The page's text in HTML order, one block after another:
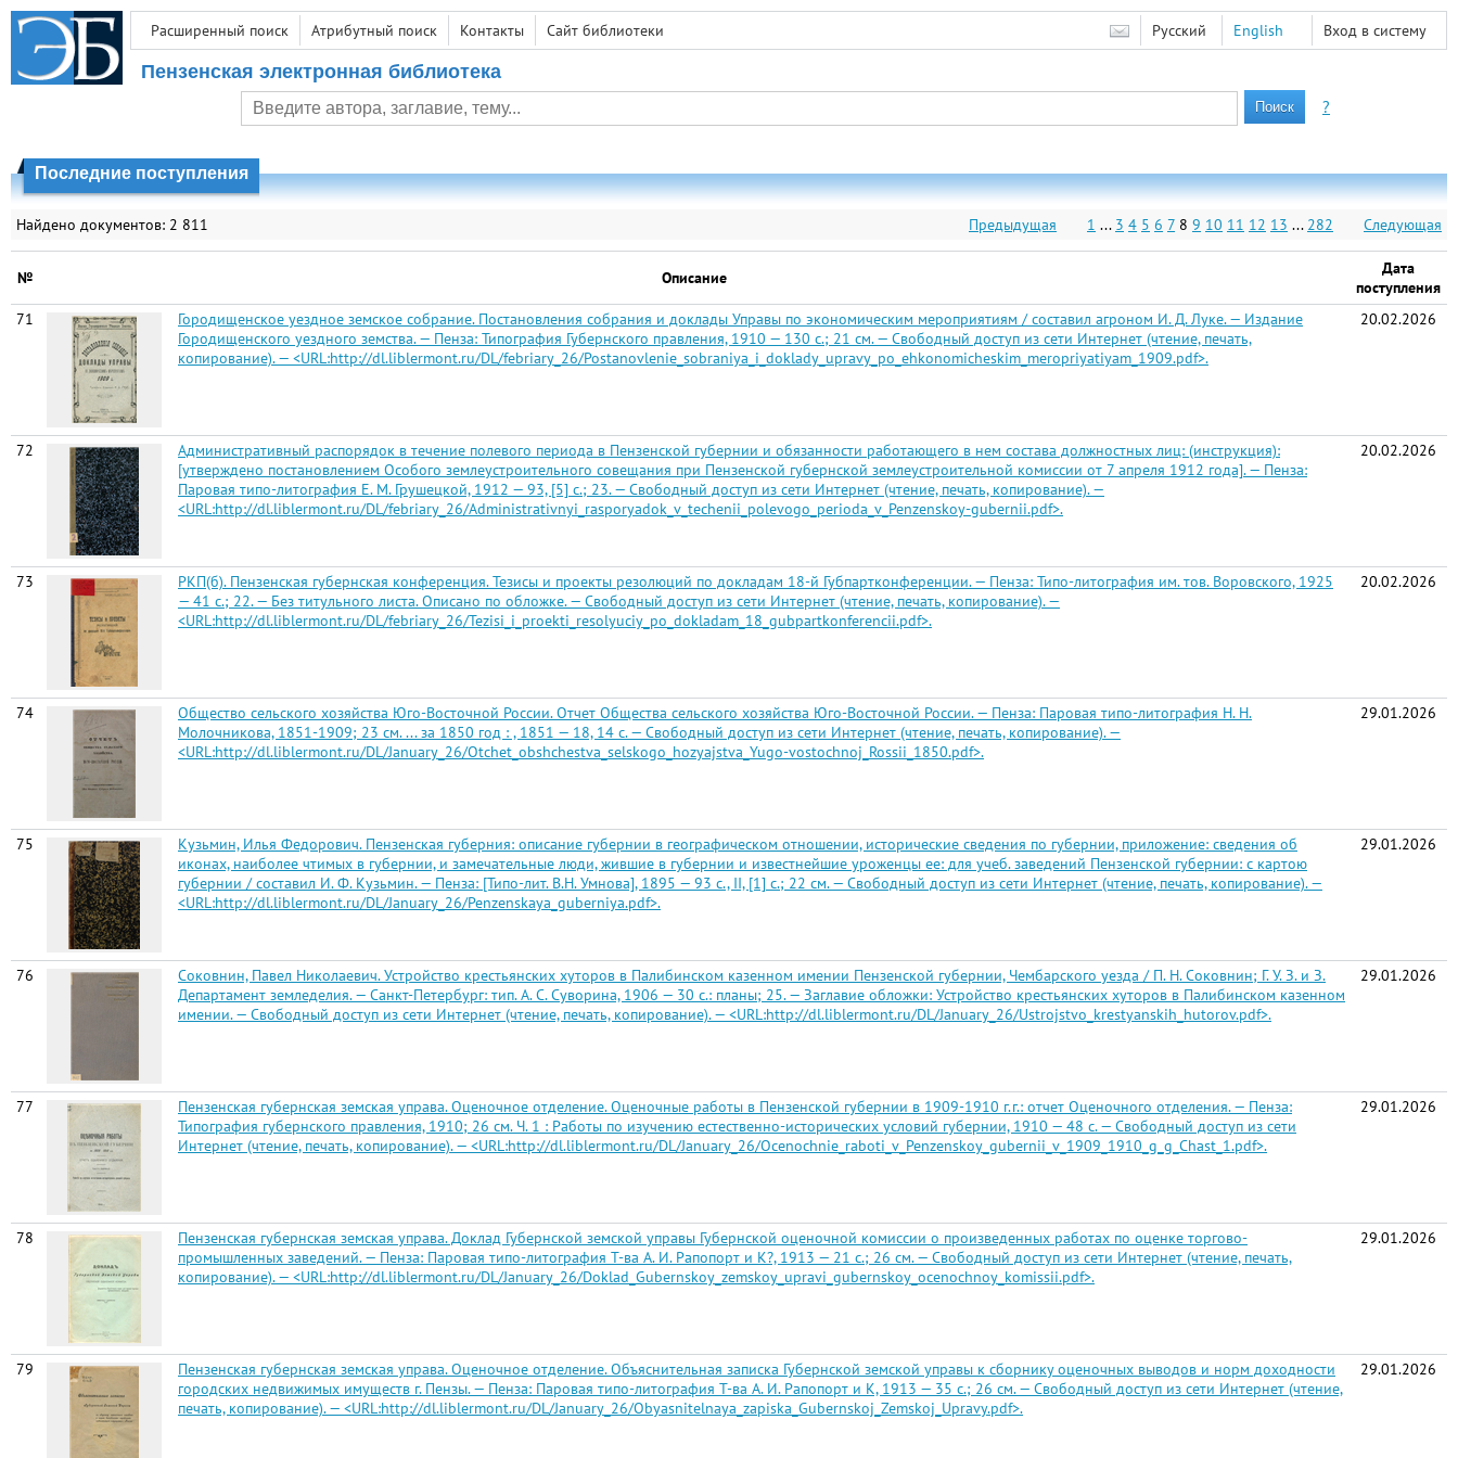
Расширенный поиск Атрибутный поиск Контакты Сайт библиотеки Вход в систему
Русский English
Пензенская электронная библиотека
?
Последние поступления
Найдено документов: 2 811 Предыдущая 1 ... 3 4 5 6 7 8 9 10 11 12 13 ... 282 Следующая
№ Описание
Дата
поступления
71
Городищенское уездное земское собрание. Постановления собрания и доклады Управы по экономическим мероприятиям / составил агроном И. Д. Луке. — Издание
Городищенского уездного земства. — Пенза: Типография Губернского правления, 1910 — 130 с.; 21 см. — Свободный доступ из сети Интернет (чтение, печать,
копирование). — <URL:http://dl.liblermont.ru/DL/febriary_26/Postanovlenie_sobraniya_i_doklady_upravy_po_ehkonomicheskim_meropriyatiyam_1909.pdf>.
20.02.2026
72
Административный распорядок в течение полевого периода в Пензенской губернии и обязанности работающего в нем состава должностных лиц: (инструкция):
[утверждено постановлением Особого землеустроительного совещания при Пензенской губернской землеустроительной комиссии от 7 апреля 1912 года]. — Пенза:
Паровая типо-литография Е. М. Грушецкой, 1912 — 93, [5] с.; 23. — Свободный доступ из сети Интернет (чтение, печать, копирование). —
<URL:http://dl.liblermont.ru/DL/febriary_26/Administrativnyi_rasporyadok_v_techenii_polevogo_perioda_v_Penzenskoy-gubernii.pdf>.
20.02.2026
73
РКП(б). Пензенская губернская конференция. Тезисы и проекты резолюций по докладам 18-й Губпартконференции. — Пенза: Типо-литография им. тов. Воровского, 1925
— 41 с.; 22. — Без титульного листа. Описано по обложке. — Свободный доступ из сети Интернет (чтение, печать, копирование). —
<URL:http://dl.liblermont.ru/DL/febriary_26/Tezisi_i_proekti_resolyuciy_po_dokladam_18_gubpartkonferencii.pdf>.
20.02.2026
74
Общество сельского хозяйства Юго-Восточной России. Отчет Общества сельского хозяйства Юго-Восточной России. — Пенза: Паровая типо-литография Н. Н.
Молочникова, 1851-1909; 23 см. ... за 1850 год : , 1851 — 18, 14 с. — Свободный доступ из сети Интернет (чтение, печать, копирование). —
<URL:http://dl.liblermont.ru/DL/January_26/Otchet_obshchestva_selskogo_hozyajstva_Yugo-vostochnoj_Rossii_1850.pdf>.
29.01.2026
75
Кузьмин, Илья Федорович. Пензенская губерния: описание губернии в географическом отношении, исторические сведения по губернии, приложение: сведения об
иконах, наиболее чтимых в губернии, и замечательные люди, жившие в губернии и известнейшие уроженцы ее: для учеб. заведений Пензенской губернии: с картою
губернии / составил И. Ф. Кузьмин. — Пенза: [Типо-лит. В.Н. Умнова], 1895 — 93 с., II, [1] с.; 22 см. — Свободный доступ из сети Интернет (чтение, печать, копирование). —
<URL:http://dl.liblermont.ru/DL/January_26/Penzenskaya_guberniya.pdf>.
29.01.2026
76
Соковнин, Павел Николаевич. Устройство крестьянских хуторов в Палибинском казенном имении Пензенской губернии, Чембарского уезда / П. Н. Соковнин; Г. У. З. и З.
Департамент земледелия. — Санкт-Петербург: тип. А. С. Суворина, 1906 — 30 с.: планы; 25. — Заглавие обложки: Устройство крестьянских хуторов в Палибинском казенном
имении. — Свободный доступ из сети Интернет (чтение, печать, копирование). — <URL:http://dl.liblermont.ru/DL/January_26/Ustrojstvo_krestyanskih_hutorov.pdf>.
29.01.2026
77
Пензенская губернская земская управа. Оценочное отделение. Оценочные работы в Пензенской губернии в 1909-1910 г.г.: отчет Оценочного отделения. — Пенза:
Типография губернского правления, 1910; 26 см. Ч. 1 : Работы по изучению естественно-исторических условий губернии, 1910 — 48 с. — Свободный доступ из сети
Интернет (чтение, печать, копирование). — <URL:http://dl.liblermont.ru/DL/January_26/Ocenochnie_raboti_v_Penzenskoy_gubernii_v_1909_1910_g_g_Chast_1.pdf>.
29.01.2026
78
Пензенская губернская земская управа. Доклад Губернской земской управы Губернской оценочной комиссии о произведенных работах по оценке торгово-
промышленных заведений. — Пенза: Паровая типо-литография Т-ва А. И. Рапопорт и К?, 1913 — 21 с.; 26 см. — Свободный доступ из сети Интернет (чтение, печать,
копирование). — <URL:http://dl.liblermont.ru/DL/January_26/Doklad_Gubernskoy_zemskoy_upravi_gubernskoy_ocenochnoy_komissii.pdf>.
29.01.2026
79
Пензенская губернская земская управа. Оценочное отделение. Объяснительная записка Губернской земской управы к сборнику оценочных выводов и норм доходности
городских недвижимых имуществ г. Пензы. — Пенза: Паровая типо-литография Т-ва А. И. Рапопорт и К, 1913 — 35 с.; 26 см. — Свободный доступ из сети Интернет (чтение,
печать, копирование). — <URL:http://dl.liblermont.ru/DL/January_26/Obyasnitelnaya_zapiska_Gubernskoj_Zemskoj_Upravy.pdf>.
29.01.2026